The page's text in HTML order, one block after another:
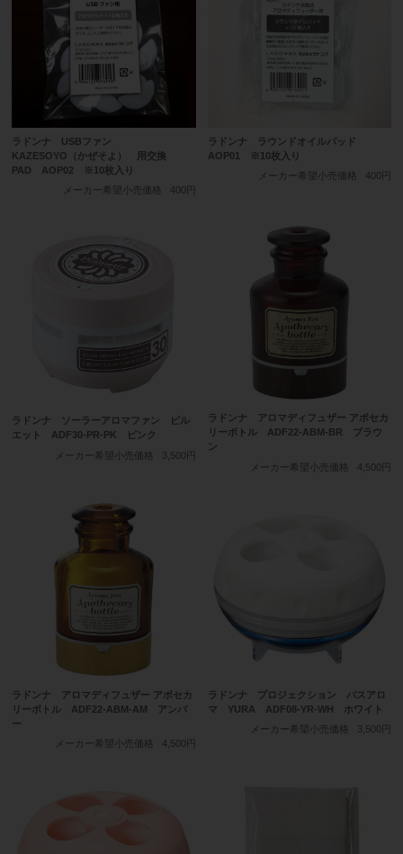
ラドンナ USBファン
KAZESOYO（かぜそよ） 用交換
PAD AOP02 ※10枚入り
メーカー希望小売価格
400円
ラドンナ ラウンドオイルパッド
AOP01 ※10枚入り
メーカー希望小売価格
400円
ラドンナ ソーラーアロマファン ピル
エット ADF30-PR-PK ピンク
メーカー希望小売価格
3,500円
ラドンナ アロマディフュザー アポセカ
リーボトル ADF22-ABM-BR ブラウ
ン
メーカー希望小売価格
4,500円
ラドンナ アロマディフュザー アポセカ
リーボトル ADF22-ABM-AM アンバ
ー
メーカー希望小売価格
4,500円
ラドンナ プロジェクション バスアロ
マ YURA ADF08-YR-WH ホワイト
メーカー希望小売価格
3,500円